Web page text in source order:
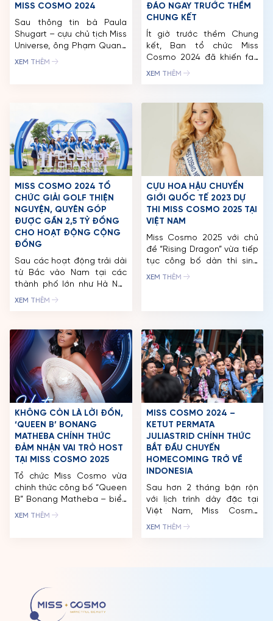
MISS COSMO 2024
Sau thông tin bà Paula
Shugart – cựu chủ tịch Miss
Universe, ông Phạm Quang
Vinh – nguyên thứ trưởng
Chien – đồng sáng lập,
Giám đốc và Chủ […]
XEM THÊM
ĐÁO NGAY TRƯỚC THỀM
CHUNG KẾT
Ít giờ trước thềm Chung
kết, Ban tổ chức Miss
Cosmo 2024 đã khiến fan
sắc đẹp phấn khích khi
thi. Trong concept độc đáo
cùng loạt bikini rực rỡ, các
thí sinh xuất hiện với một
phiên bản rạng rỡ và hoàn
thiện nhất, […]
XEM THÊM
MISS COSMO 2024 TỔ
CHỨC GIẢI GOLF THIỆN
NGUYỆN, QUYÊN GÓP
ĐƯỢC GẦN 2,5 TỶ ĐỒNG
CHO HOẠT ĐỘNG CỘNG
ĐỒNG
Sau các hoạt động trải dài
từ Bắc vào Nam tại các
thành phố lớn như Hà Nội,
Ninh Bình, Đà Lạt, các thí
hành trình trải nghiệm và
khám phá Việt Nam. Gần
60 nhan sắc đã có nhiều kỉ
niệm đẹp và […]
XEM THÊM
CỰU HOA HẬU CHUYỂN
GIỚI QUỐC TẾ 2023 DỰ
THI MISS COSMO 2025 TẠI
VIỆT NAM
Miss Cosmo 2025 với chủ
đề “Rising Dragon” vừa tiếp
tục công bố dàn thí sinh
mới, quy tụ những gương
chuyên gia công nghệ đến
các nhà hoạt động cộng
đồng. Chỉ […]
XEM THÊM
KHÔNG CÒN LÀ LỜI ĐỒN,
‘QUEEN B’ BONANG
MATHEBA CHÍNH THỨC
ĐẢM NHẬN VAI TRÒ HOST
TẠI MISS COSMO 2025
Tổ chức Miss Cosmo vừa
chính thức công bố “Queen
B” Bonang Matheba – biểu
tượng truyền hình và thời
được rất […]
XEM THÊM
MISS COSMO 2024 –
KETUT PERMATA
JULIASTRID CHÍNH THỨC
BẮT ĐẦU CHUYẾN
HOMECOMING TRỞ VỀ
INDONESIA
Sau hơn 2 tháng bận rộn
với lịch trình dày đặc tại
Việt Nam, Miss Cosmo
2024 – Ketut Permata
XEM THÊM